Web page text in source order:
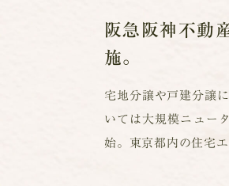
阪急阪神不動
施。
宅地分譲や戸建分譲
いては大規模ニュー
始。東京都内の住宅